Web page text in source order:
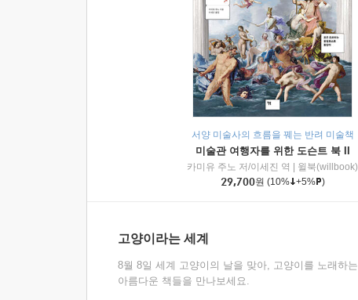
서양 미술사의 흐름을 꿰는 반려 미술책
미술관 여행자를 위한 도슨트 북 II
카미유 주노 저/이세진 역
윌북(willbook)
29,700원 (10% +5% )
고양이라는 세계
8월 8일 세계 고양이의 날을 맞아, 고양이를 노래하는
아름다운 책들을 만나보세요.